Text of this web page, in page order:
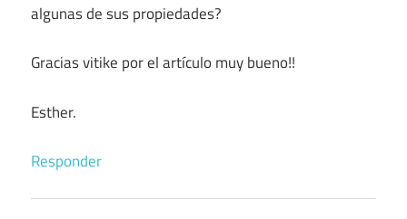
algunas de sus propiedades?
Gracias vitike por el artículo muy bueno!!
Esther.
Responder